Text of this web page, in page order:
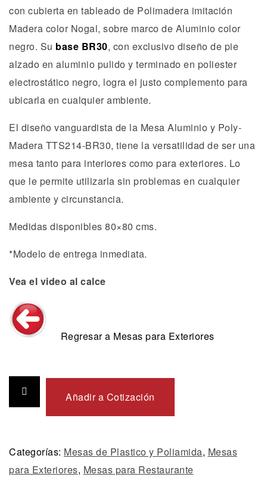
con cubierta en tableado de Polimadera imitación
Madera color Nogal, sobre marco de Aluminio color
negro. Su base BR30, con exclusivo diseño de pie
alzado en aluminio pulido y terminado en poliester
electrostático negro, logra el justo complemento para
ubicarla en cualquier ambiente.
El diseño vanguardista de la Mesa Aluminio y Poly-
Madera TTS214-BR30, tiene la versatilidad de ser una
mesa tanto para interiores como para exteriores. Lo
que le permite utilizarla sin problemas en cualquier
ambiente y circunstancia.
Medidas disponibles 80×80 cms.
*Modelo de entrega inmediata.
Vea el video al calce
Regresar a Mesas para Exteriores
Añadir a Cotización
Categorías: Mesas de Plastico y Poliamida, Mesas
para Exteriores, Mesas para Restaurante